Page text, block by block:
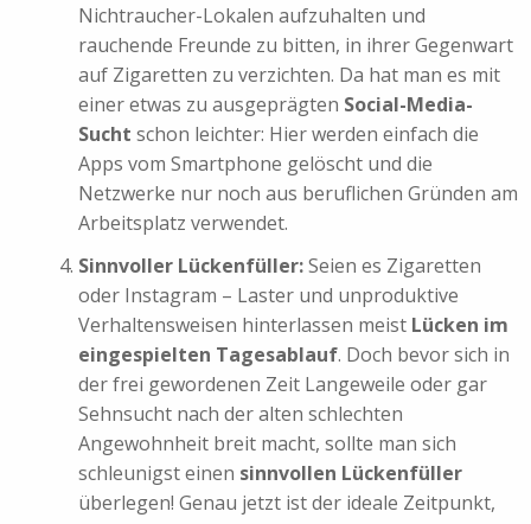
Nichtraucher-Lokalen aufzuhalten und
rauchende Freunde zu bitten, in ihrer Gegenwart
auf Zigaretten zu verzichten. Da hat man es mit
einer etwas zu ausgeprägten Social-Media-
Sucht schon leichter: Hier werden einfach die
Apps vom Smartphone gelöscht und die
Netzwerke nur noch aus beruflichen Gründen am
Arbeitsplatz verwendet.
Sinnvoller Lückenfüller:Seien es Zigaretten
oder Instagram – Laster und unproduktive
Verhaltensweisen hinterlassen meist Lücken im
eingespielten Tagesablauf. Doch bevor sich in
der frei gewordenen Zeit Langeweile oder gar
Sehnsucht nach der alten schlechten
Angewohnheit breit macht, sollte man sich
schleunigst einen sinnvollen Lückenfüller
überlegen! Genau jetzt ist der ideale Zeitpunkt,